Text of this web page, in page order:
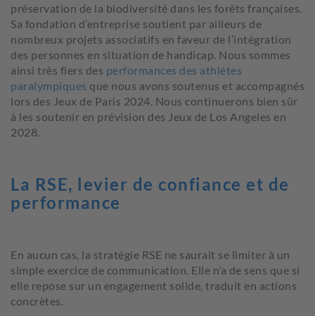
préservation de la biodiversité dans les forêts françaises.
Sa fondation d’entreprise soutient par ailleurs de
nombreux projets associatifs en faveur de l’intégration
des personnes en situation de handicap. Nous sommes
ainsi très fiers des performances des athlètes
paralympiques que nous avons soutenus et accompagnés
lors des Jeux de Paris 2024. Nous continuerons bien sûr
à les soutenir en prévision des Jeux de Los Angeles en
2028.
La RSE, levier de confiance et de
performance
En aucun cas, la stratégie RSE ne saurait se limiter à un
simple exercice de communication. Elle n’a de sens que si
elle repose sur un engagement solide, traduit en actions
concrètes.